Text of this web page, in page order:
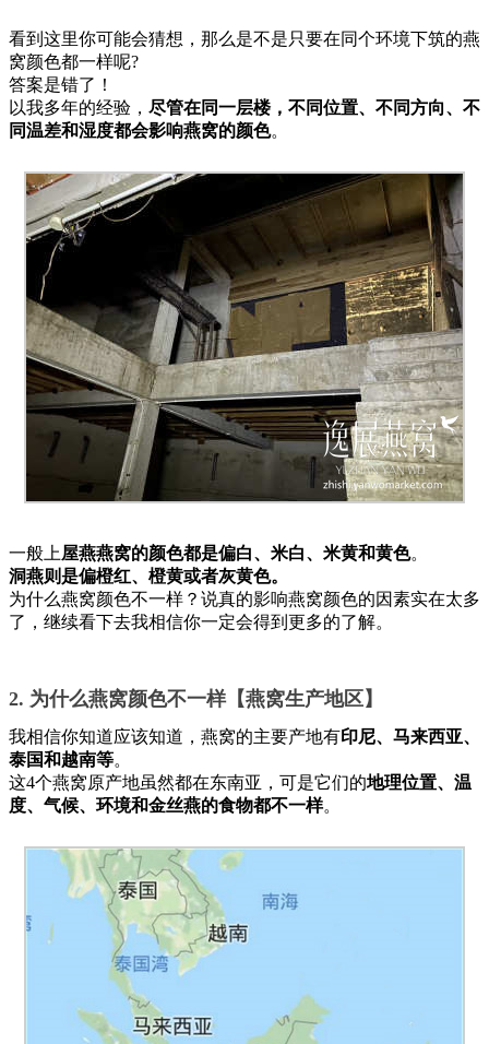
看到这里你可能会猜想，那么是不是只要在同个环境下筑的燕
窝颜色都一样呢?
答案是错了！
以我多年的经验， 尽管在同一层楼，不同位置、不同方向、不
同温差和湿度都会影响燕窝的颜色。
一般上屋燕燕窝的颜色都是偏白、米白、米黄和黄色。
洞燕则是偏橙红、橙黄或者灰黄色。
为什么燕窝颜色不一样？说真的影响燕窝颜色的因素实在太多
了，继续看下去我相信你一定会得到更多的了解。
2. 为什么燕窝颜色不一样【燕窝生产地区】
我相信你知道应该知道，燕窝的主要产地有印尼、马来西亚、
泰国和越南等。
这4个燕窝原产地虽然都在东南亚，可是它们的地理位置、温
度、气候、环境和金丝燕的食物都不一样。